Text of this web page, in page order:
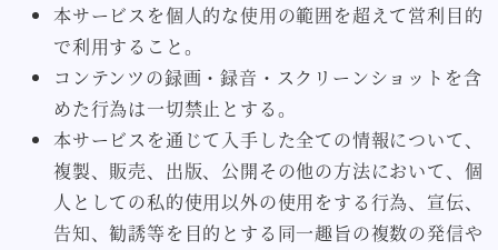
本サービスを個人的な使用の範囲を超えて営利目的
で利用すること。
コンテンツの録画・録音・スクリーンショットを含
めた行為は一切禁止とする。
本サービスを通じて入手した全ての情報について、
複製、販売、出版、公開その他の方法において、個
人としての私的使用以外の使用をする行為、宣伝、
告知、勧誘等を目的とする同一趣旨の複数の発信や